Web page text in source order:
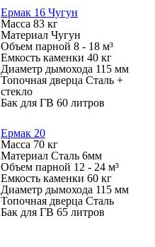
Ермак 16 Чугун
Масса 83 кг
Материал Чугун
Объем парной 8 - 18 м³
Емкость каменки 40 кг
Диаметр дымохода 115 мм
Топочная дверца Сталь +
стекло
Бак для ГВ 60 литров
Ермак 20
Масса 70 кг
Материал Сталь 6мм
Объем парной 12 - 24 м³
Емкость каменки 60 кг
Диаметр дымохода 115 мм
Топочная дверца Сталь
Бак для ГВ 65 литров